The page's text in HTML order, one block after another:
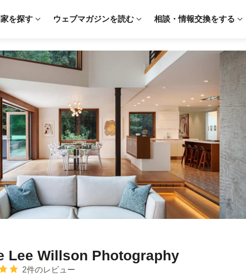
を探す ウェブマガジンを読む 相談・情報交換をする
Lee Willson Photography
中 星52件のレビュー